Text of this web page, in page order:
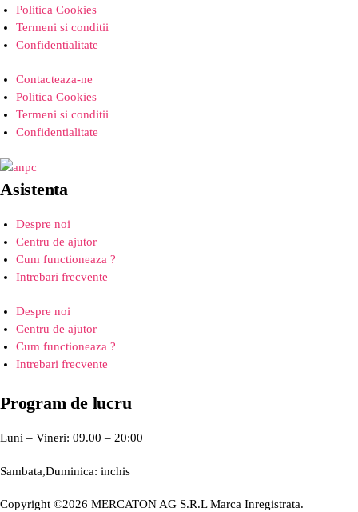
Politica Cookies
Termeni si conditii
Confidentialitate
Contacteaza-ne
Politica Cookies
Termeni si conditii
Confidentialitate
Asistenta
Despre noi
Centru de ajutor
Cum functioneaza ?
Intrebari frecvente
Despre noi
Centru de ajutor
Cum functioneaza ?
Intrebari frecvente
Program de lucru
Luni – Vineri: 09.00 – 20:00
Sambata,Duminica: inchis
Copyright ©2026 MERCATON AG S.R.L Marca Inregistrata.